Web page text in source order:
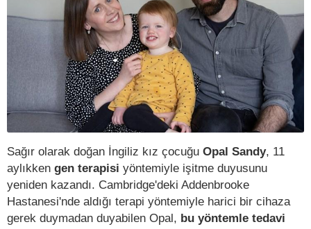
Sağır olarak doğan İngiliz kız çocuğu Opal Sandy, 11
aylıkken gen terapisi yöntemiyle işitme duyusunu
yeniden kazandı. Cambridge'deki Addenbrooke
Hastanesi'nde aldığı terapi yöntemiyle harici bir cihaza
gerek duymadan duyabilen Opal, bu yöntemle tedavi